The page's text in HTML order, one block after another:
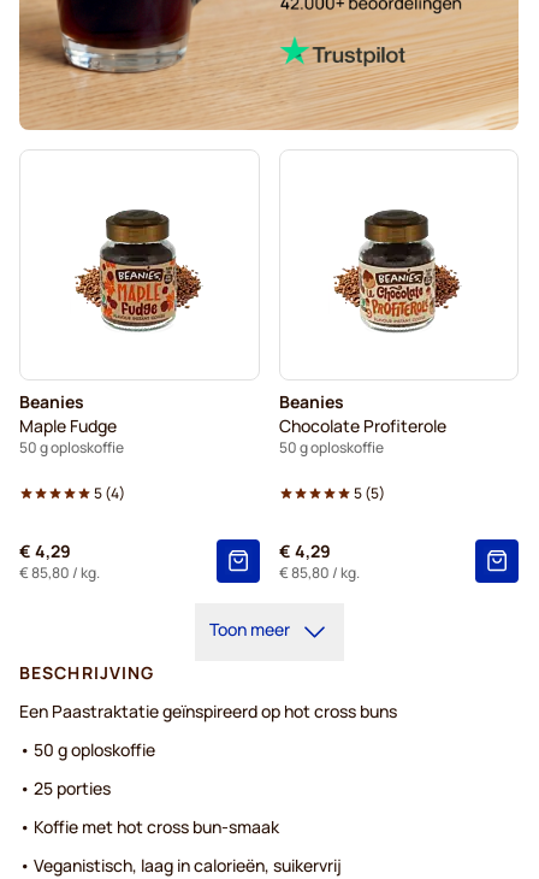
Beanies
Maple Fudge
50 g oploskoffie
5(4)
€ 4,29
€ 85,80 / kg.
Beanies
Chocolate Profiterole
50 g oploskoffie
5(5)
€ 4,29
€ 85,80 / kg.
Toon meer
BESCHRIJVING
Een Paastraktatie geïnspireerd op hot cross buns
• 50 g oploskoffie
• 25 porties
• Koffie met hot cross bun-smaak
• Veganistisch, laag in calorieën, suikervrij